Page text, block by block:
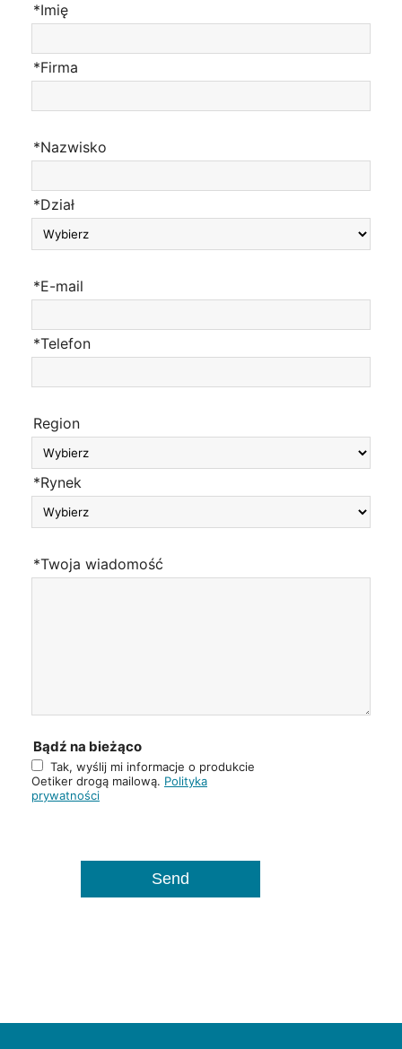
*Imię
*Firma
*Nazwisko
*Dział
*E-mail
*Telefon
Region
*Rynek
*Twoja wiadomość
Bądź na bieżąco
Tak, wyślij mi informacje o produkcie
Oetiker drogą mailową. Polityka
prywatności